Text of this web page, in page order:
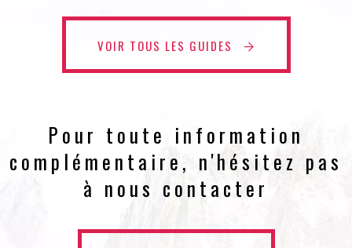
VOIR TOUS LES GUIDES
Pour toute information
complémentaire, n'hésitez pas
à nous contacter